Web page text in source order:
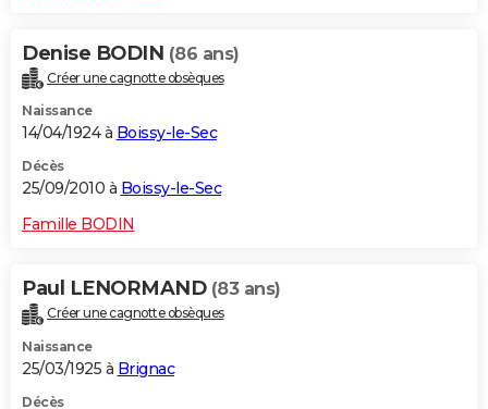
Denise BODIN (86 ans)
Créer une cagnotte obsèques
Naissance
14/04/1924 à Boissy-le-Sec
Décès
25/09/2010 à Boissy-le-Sec
Famille BODIN
Paul LENORMAND (83 ans)
Créer une cagnotte obsèques
Naissance
25/03/1925 à Brignac
Décès